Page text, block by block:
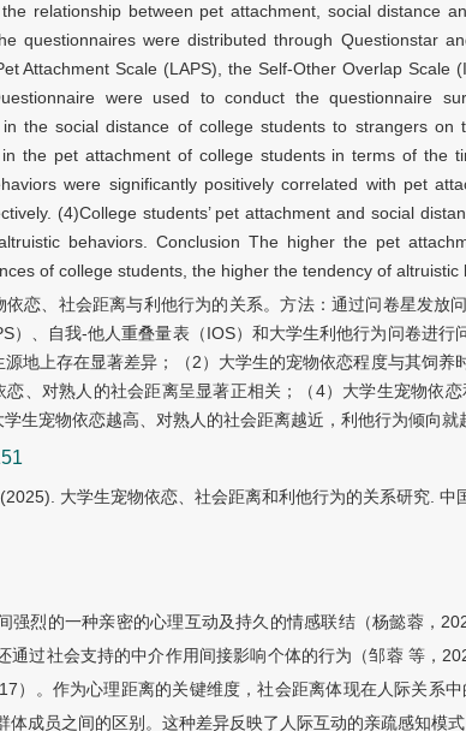
relationship between pet attachment, social distance
questionnaires were distributed through Questionstar
Attachment Scale (LAPS), the Self-Other Overlap Scale
were used to conduct the questionnaire
the social distance of college students to strangers on
the pet attachment of college students in terms of the
were significantly positively correlated with pet
(4)College students’ pet attachment and social
behaviors. Conclusion The higher the pet
of college students, the higher the tendency of altruistic
依恋、社会距离与利他行为的关系。方法：通过问卷星发放
）、自我-他人重叠量表（IOS）和大学生利他行为问卷进行
源地上存在显著差异；（2）大学生的宠物依恋程度与其饲养
恋、对熟人的社会距离呈显著正相关；（4）大学生宠物依
生宠物依恋越高、对熟人的社会距离越近，利他行为倾向就
大学生宠物依恋、社会距离和利他行为的关系研究.
强烈的一种亲密的心理互动及持久的情感联结（杨懿蓉，
通过社会支持的中介作用间接影响个体的行为（邹蓉 等，
）。作为心理距离的关键维度，社会距离体现在人际关系中
体成员之间的区别。这种差异反映了人际互动的亲疏感知模